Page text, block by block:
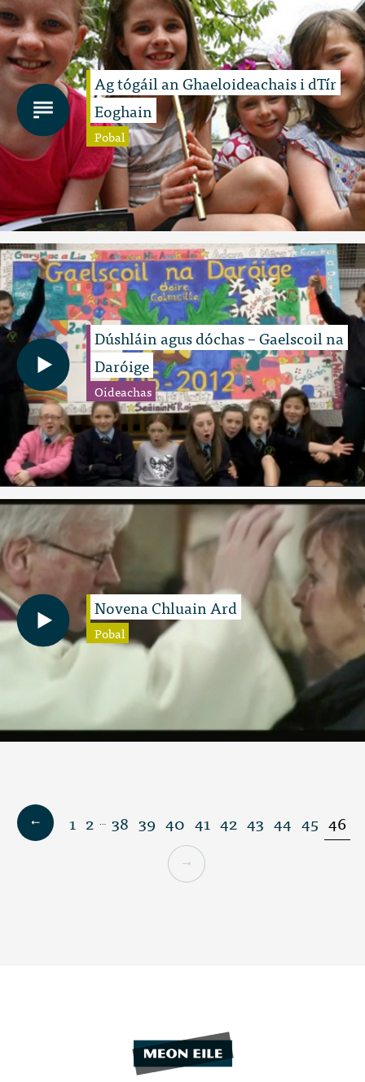
Ag tógáil an Ghaeloideachais i dTír
Eoghain
Pobal
Dúshláin agus dóchas – Gaelscoil na
Daróige
Oideachas
Novena Chluain Ard
Pobal
1 2 … 38 39 40 41 42 43 44 45 46